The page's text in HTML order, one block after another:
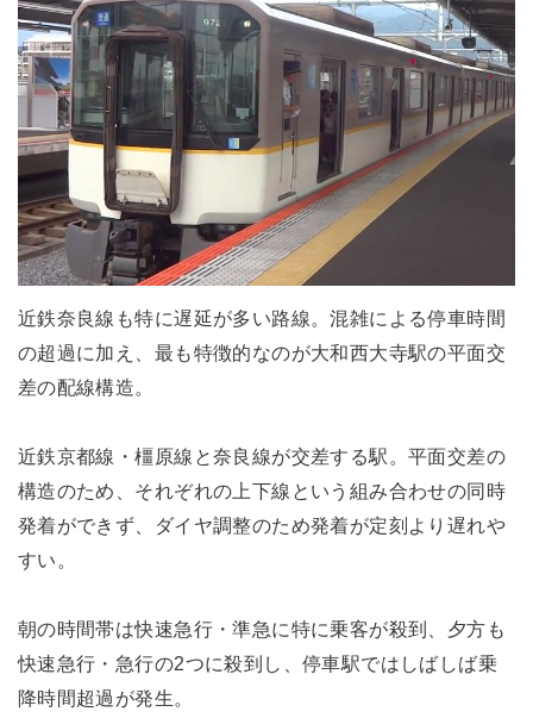
近鉄奈良線も特に遅延が多い路線。混雑による停車時間
の超過に加え、最も特徴的なのが大和西大寺駅の平面交
差の配線構造。
近鉄京都線・橿原線と奈良線が交差する駅。平面交差の
構造のため、それぞれの上下線という組み合わせの同時
発着ができず、ダイヤ調整のため発着が定刻より遅れや
すい。
朝の時間帯は快速急行・準急に特に乗客が殺到、夕方も
快速急行・急行の2つに殺到し、停車駅ではしばしば乗
降時間超過が発生。